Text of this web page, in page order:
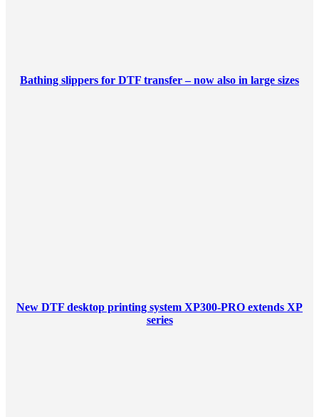
Bathing slippers for DTF transfer – now also in large sizes
New DTF desktop printing system XP300-PRO extends XP
series